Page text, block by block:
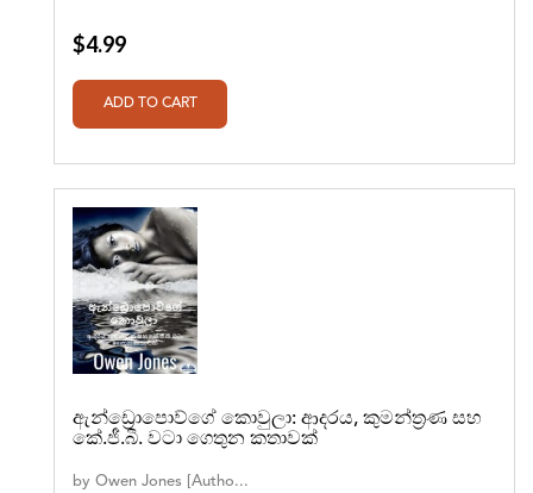
$4.99
ඇන්ඩ්‍රොපොව්ගේ කොවුලා: ආදරය, කුමන්ත්‍රණ සහ
කේ.ජී.බී. වටා ගෙතුන කතාවක්
by Owen Jones [Autho...